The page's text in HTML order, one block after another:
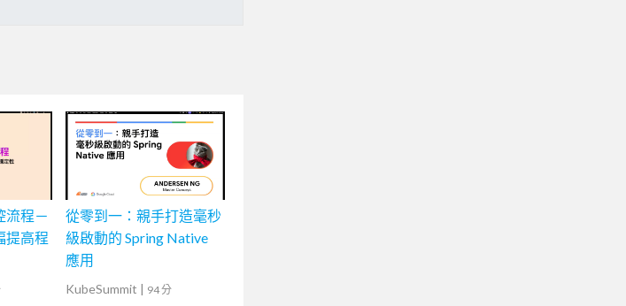
流程－
提高程
從零到一：親手打造毫秒
級啟動的 Spring Native
應用
KubeSummit | 94 分